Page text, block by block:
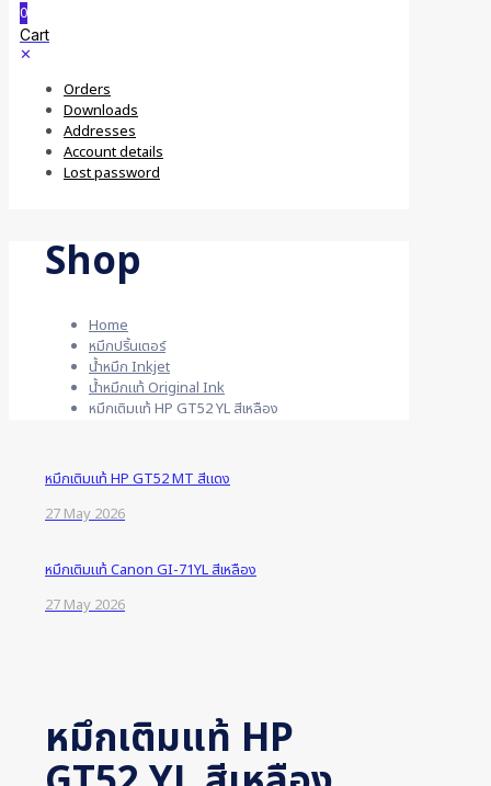
0
Cart
✕
Orders
Downloads
Addresses
Account details
Lost password
Shop
Home
หมึกปริ้นเตอร์
น้ำหมึก Inkjet
น้ำหมึกแท้ Original Ink
หมึกเติมแท้ HP GT52 YL สีเหลือง
หมึกเติมแท้ HP GT52 MT สีแดง
27 May 2026
หมึกเติมแท้ Canon GI-71YL สีเหลือง
27 May 2026
หมึกเติมแท้ HP